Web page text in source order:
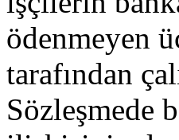
ödenmeyen
tarafından
Sözleşmede